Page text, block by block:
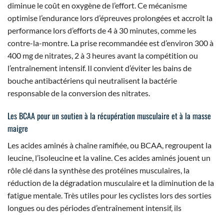
diminue le coût en oxygène de l’effort. Ce mécanisme
optimise l’endurance lors d’épreuves prolongées et accroît la
performance lors d’efforts de 4 à 30 minutes, comme les
contre-la-montre. La prise recommandée est d’environ 300 à
400 mg de nitrates, 2 à 3 heures avant la compétition ou
l’entraînement intensif. Il convient d’éviter les bains de
bouche antibactériens qui neutralisent la bactérie
responsable de la conversion des nitrates.
Les BCAA pour un soutien à la récupération musculaire et à la masse
maigre
Les acides aminés à chaîne ramifiée, ou BCAA, regroupent la
leucine, l’isoleucine et la valine. Ces acides aminés jouent un
rôle clé dans la synthèse des protéines musculaires, la
réduction de la dégradation musculaire et la diminution de la
fatigue mentale. Très utiles pour les cyclistes lors des sorties
longues ou des périodes d’entraînement intensif, ils